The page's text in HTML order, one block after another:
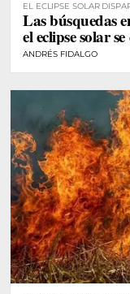
EL ECLIPSE SOLAR
Las búsquedas
el eclipse solar
ANDRÉS FIDALGO